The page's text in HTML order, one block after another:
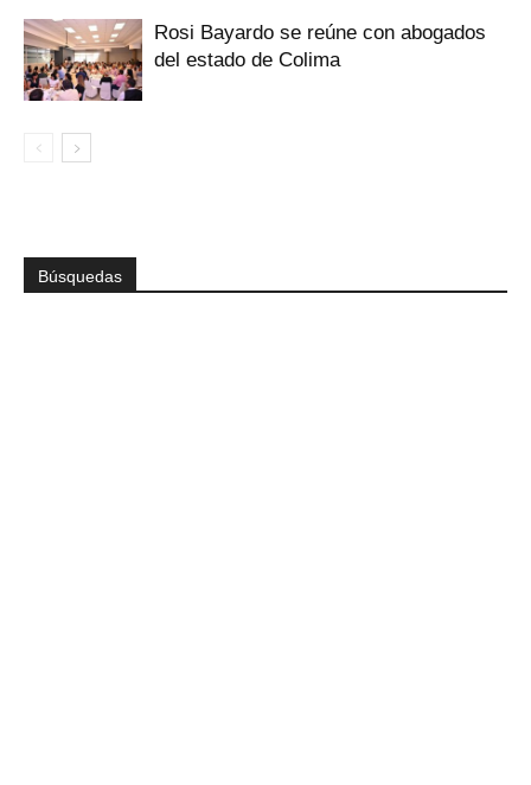
Rosi Bayardo se reúne con abogados
del estado de Colima
Búsquedas